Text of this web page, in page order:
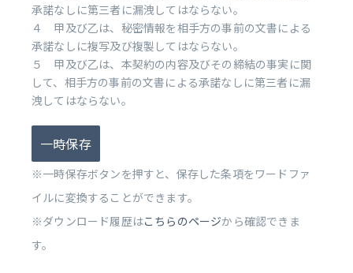
承諾なしに第三者に漏洩してはならない。
４ 甲及び乙は、秘密情報を相手方の事前の文書による
承諾なしに複写及び複製してはならない。
５ 甲及び乙は、本契約の内容及びその締結の事実に関
して、相手方の事前の文書による承諾なしに第三者に漏
洩してはならない。
一時保存
※一時保存ボタンを押すと、保存した条項をワードファ
イルに変換することができます。
※ダウンロード履歴はこちらのページから確認できま
す。